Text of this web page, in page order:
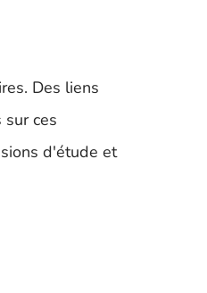
Des liens
ces
d'étude et